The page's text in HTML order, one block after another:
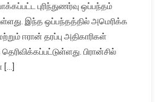
ஈரான்
ஒப்பந்தம்:
அமலுக்கு
வந்த
புரிந்துணர்வு ஒப்பந்தம்
இந்த ஒப்பந்தத்தில் அமெரிக்க
ஈரான் தரப்பு அதிகாரிகள்
பிரான்சில்